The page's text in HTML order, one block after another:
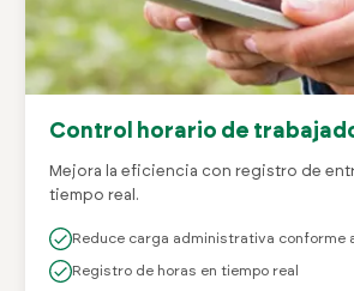
Control horario de
Mejora la eficiencia con registro de
tiempo real.
Reduce carga administrativa conforme
Registro de horas en tiempo real